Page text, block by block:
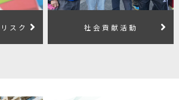
スク 社会貢献活動